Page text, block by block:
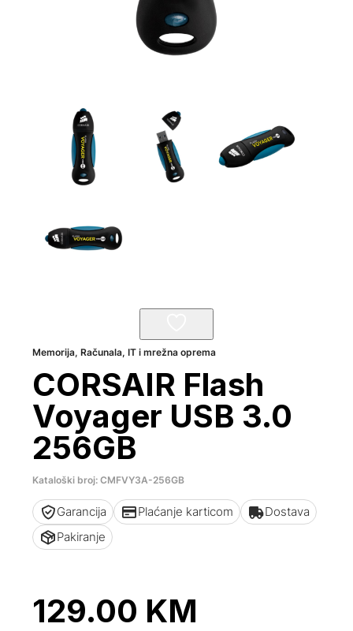
Memorija,Računala, IT i mrežna oprema
CORSAIR Flash
Voyager USB 3.0
256GB
Kataloški broj: CMFVY3A-256GB
Garancija Plaćanje karticom
Dostava
Pakiranje
129.00 KM